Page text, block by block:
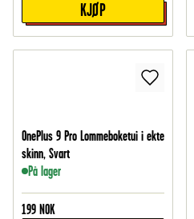
KJØP
OnePlus 9 Pro Lommeboketui i ekte
skinn, Svart
På lager
199 NOK